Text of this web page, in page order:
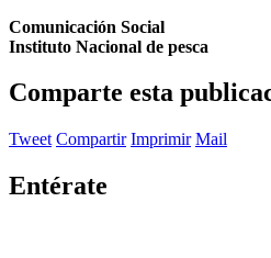
Comunicación Social
Instituto Nacional de pesca
Comparte esta
Tweet Compartir Imprimir Mail
Entérate